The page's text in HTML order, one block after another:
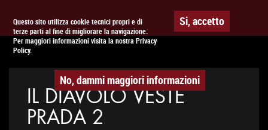
Questo sito utilizza cookie tecnici propri e di
terze parti al fine di migliorare la navigazione.
Per maggiori informazioni visita la nostra Privacy
Policy.
Si, accetto
No, dammi maggiori informazioni
APPUNTAMENTO AL CINEMA
IL DIAVOLO VESTE
PRADA 2